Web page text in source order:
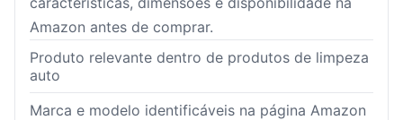
Amazon antes de comprar.
Produto relevante dentro de produtos de limpeza
auto
Marca e modelo identificáveis na página Amazon